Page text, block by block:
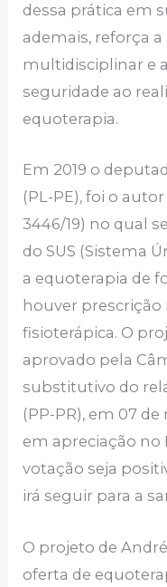
dessa prática em
ademais, reforça
multidisciplinar e
seguridade ao
equoterapia.
Em 2019 o
(PL-PE), foi o
3446/19) no qual
do SUS (Sistema
a equoterapia de
houver prescrição
fisioterápica. O
aprovado pela
substitutivo do
(PP-PR), em 07
em apreciação no
votação seja
irá seguir para a
O projeto de
oferta de